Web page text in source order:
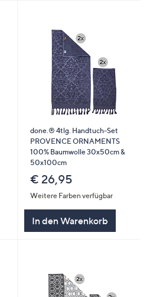
done.® 4tlg. Handtuch-Set
PROVENCE ORNAMENTS
100% Baumwolle 30x50cm &
50x100cm
€ 26,95
Weitere Farben verfügbar
In den Warenkorb